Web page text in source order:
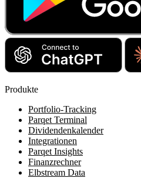
Produkte
Portfolio-Tracking
Parqet Terminal
Dividendenkalender
Integrationen
Parqet Insights
Finanzrechner
Elbstream Data